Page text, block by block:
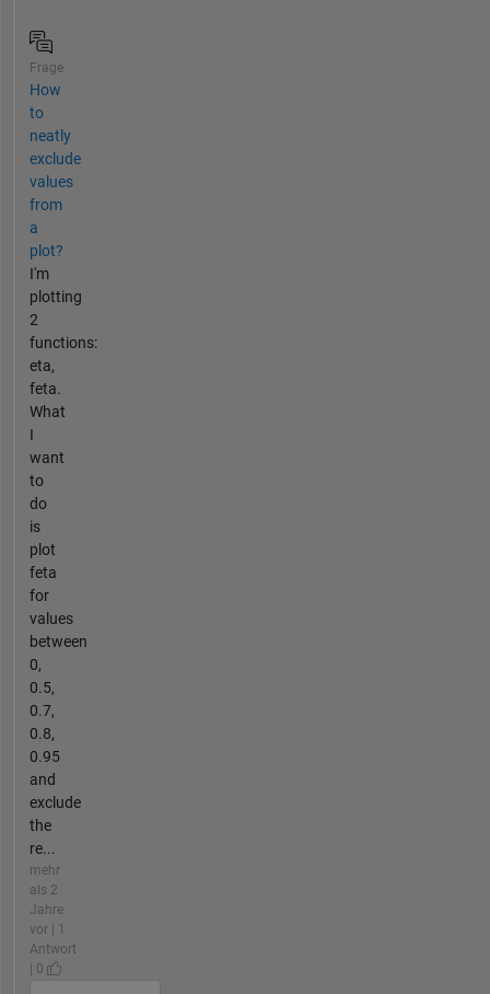
Frage
How
to
neatly
exclude
values
from
a
plot?
I'm
plotting
2
functions:
eta,
feta.
What
I
want
to
do
is
plot
feta
for
values
between
0,
0.5,
0.7,
0.8,
0.95
and
exclude
the
re...
mehr
als 2
Jahre
vor | 1
Antwort
| 0